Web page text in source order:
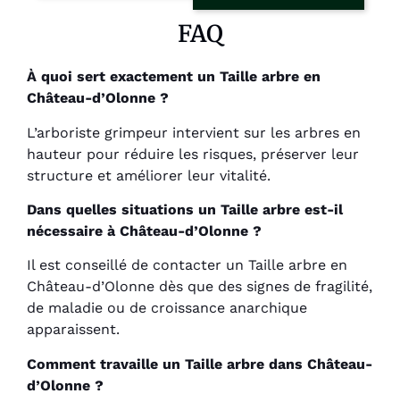
FAQ
À quoi sert exactement un Taille arbre en
Château-d’Olonne ?
L’arboriste grimpeur intervient sur les arbres en
hauteur pour réduire les risques, préserver leur
structure et améliorer leur vitalité.
Dans quelles situations un Taille arbre est-il
nécessaire à Château-d’Olonne ?
Il est conseillé de contacter un Taille arbre en
Château-d’Olonne dès que des signes de fragilité,
de maladie ou de croissance anarchique
apparaissent.
Comment travaille un Taille arbre dans Château-
d’Olonne ?